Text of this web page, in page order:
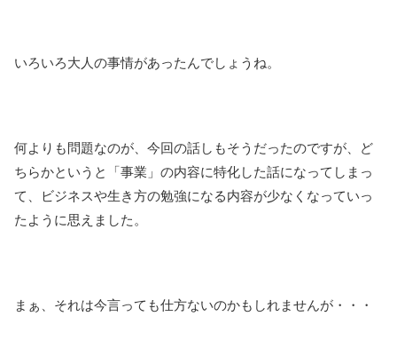
いろいろ大人の事情があったんでしょうね。
何よりも問題なのが、今回の話しもそうだったのですが、ど
ちらかというと「事業」の内容に特化した話になってしまっ
て、ビジネスや生き方の勉強になる内容が少なくなっていっ
たように思えました。
まぁ、それは今言っても仕方ないのかもしれませんが・・・